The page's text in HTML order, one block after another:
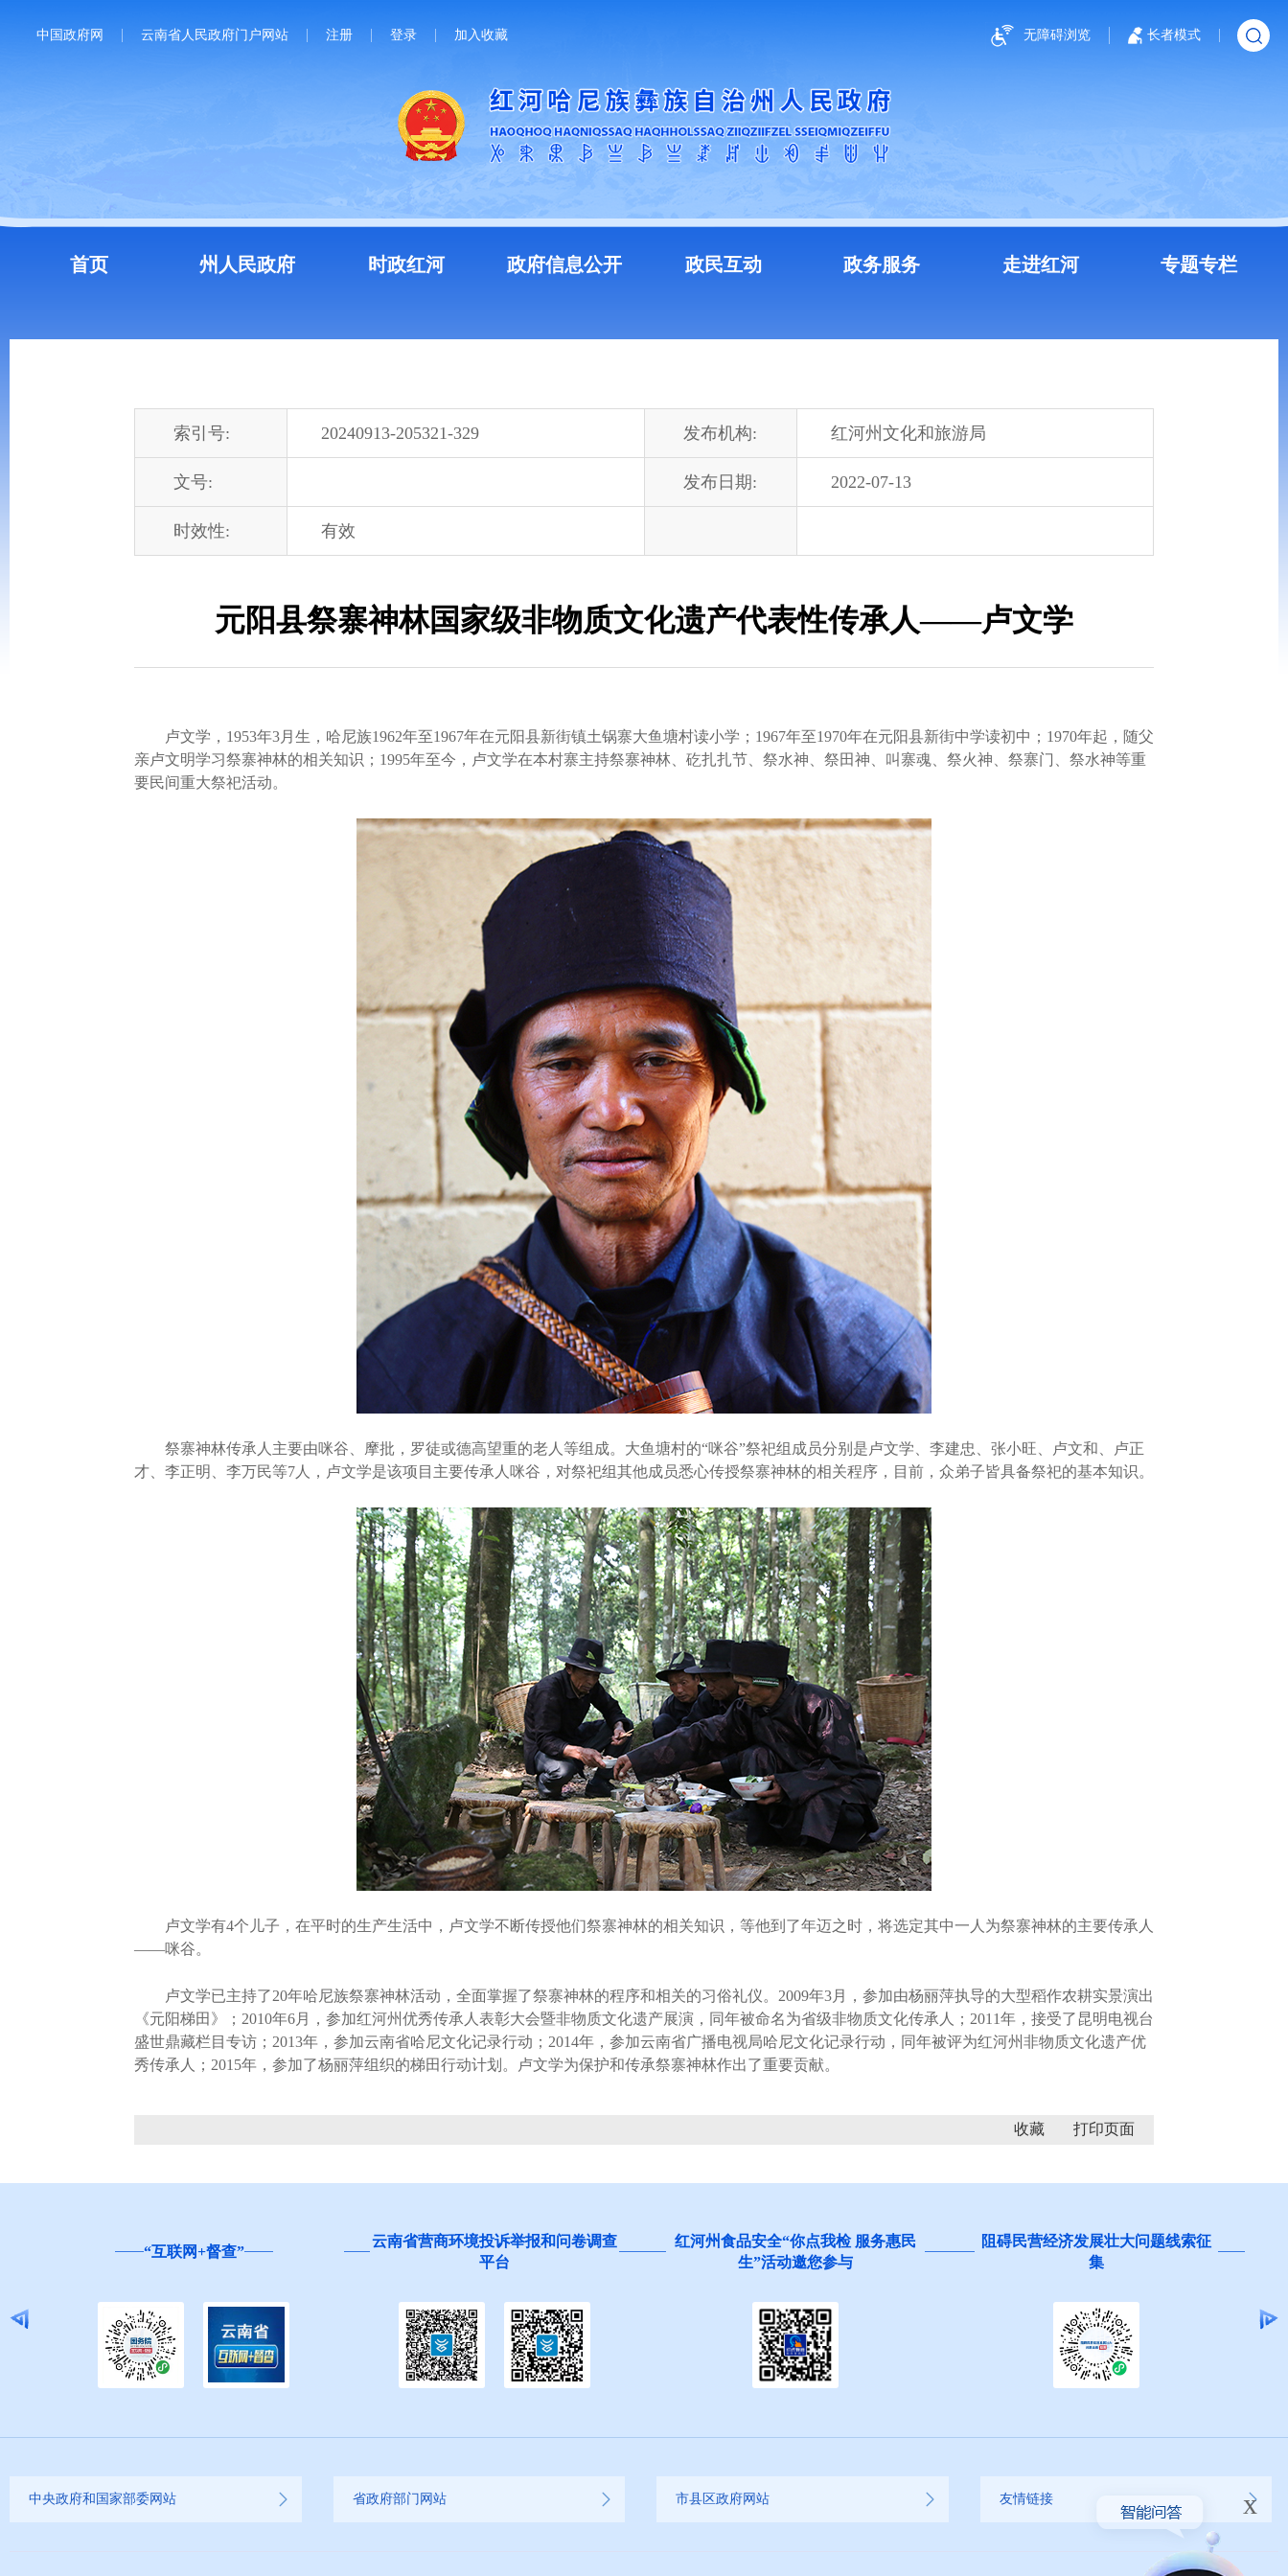
中国政府网 云南省人民政府门户网站 注册 登录 加入收藏 无障碍浏览 长者模式
首页 州人民政府 时政红河 政府信息公开 政民互动 政务服务 走进红河 专题专栏
索引号: 20240913-205321-329 发布机构: 红河州文化和旅游局
文号: 发布日期: 2022-07-13
时效性: 有效
元阳县祭寨神林国家级非物质文化遗产代表性传承人——卢文学
卢文学，1953年3月生，哈尼族1962年至1967年在元阳县新街镇土锅寨大鱼塘村读小学；1967年至1970年在元阳县新街中学读初中；1970年起，随父
亲卢文明学习祭寨神林的相关知识；1995年至今，卢文学在本村寨主持祭寨神林、矻扎扎节、祭水神、祭田神、叫寨魂、祭火神、祭寨门、祭水神等重
要民间重大祭祀活动。
祭寨神林传承人主要由咪谷、摩批，罗徒或德高望重的老人等组成。大鱼塘村的“咪谷”祭祀组成员分别是卢文学、李建忠、张小旺、卢文和、卢正
才、李正明、李万民等7人，卢文学是该项目主要传承人咪谷，对祭祀组其他成员悉心传授祭寨神林的相关程序，目前，众弟子皆具备祭祀的基本知识。
卢文学有4个儿子，在平时的生产生活中，卢文学不断传授他们祭寨神林的相关知识，等他到了年迈之时，将选定其中一人为祭寨神林的主要传承人
——咪谷。
卢文学已主持了20年哈尼族祭寨神林活动，全面掌握了祭寨神林的程序和相关的习俗礼仪。2009年3月，参加由杨丽萍执导的大型稻作农耕实景演出
《元阳梯田》；2010年6月，参加红河州优秀传承人表彰大会暨非物质文化遗产展演，同年被命名为省级非物质文化传承人；2011年，接受了昆明电视台
盛世鼎藏栏目专访；2013年，参加云南省哈尼文化记录行动；2014年，参加云南省广播电视局哈尼文化记录行动，同年被评为红河州非物质文化遗产优
秀传承人；2015年，参加了杨丽萍组织的梯田行动计划。卢文学为保护和传承祭寨神林作出了重要贡献。
收藏
“互联网+督查”
云南省营商环境投诉举报和问卷调查
平台
红河州食品安全“你点我检 服务惠民
生”活动邀您参与
阻碍民营经济发展壮大问题线索征
集
中央政府和国家部委网站 省政府部门网站 市县区政府网站 友情链接 x